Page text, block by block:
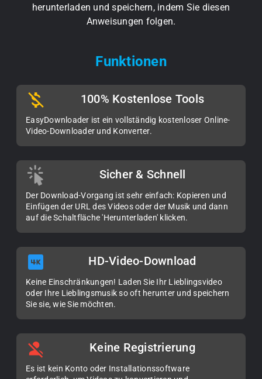
herunterladen und speichern, indem Sie diesen
Anweisungen folgen.
Funktionen
100% Kostenlose Tools
EasyDownloader ist ein vollständig kostenloser Online-
Video-Downloader und Konverter.
Sicher & Schnell
Der Download-Vorgang ist sehr einfach: Kopieren und
Einfügen der URL des Videos oder der Musik und dann
auf die Schaltfläche 'Herunterladen' klicken.
HD-Video-Download
Keine Einschränkungen! Laden Sie Ihr Lieblingsvideo
oder Ihre Lieblingsmusik so oft herunter und speichern
Sie sie, wie Sie möchten.
Keine Registrierung
Es ist kein Konto oder Installationssoftware